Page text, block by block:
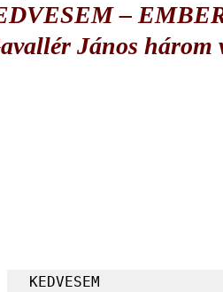
‒
János három
KEDVESEM